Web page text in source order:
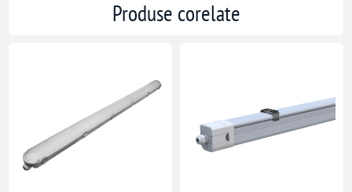
Produse corelate